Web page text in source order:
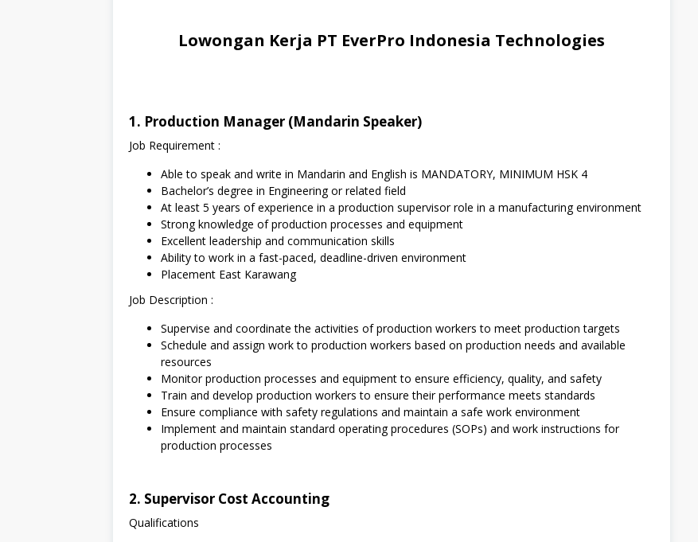
Lowongan Kerja PT EverPro Indonesia Technologies
1. Production Manager (Mandarin Speaker)
Job Requirement :
Able to speak and write in Mandarin and English is MANDATORY, MINIMUM HSK 4
Bachelor’s degree in Engineering or related field
At least 5 years of experience in a production supervisor role in a manufacturing environment
Strong knowledge of production processes and equipment
Excellent leadership and communication skills
Ability to work in a fast-paced, deadline-driven environment
Placement East Karawang
Job Description :
Supervise and coordinate the activities of production workers to meet production targets
Schedule and assign work to production workers based on production needs and available
resources
Monitor production processes and equipment to ensure efficiency, quality, and safety
Train and develop production workers to ensure their performance meets standards
Ensure compliance with safety regulations and maintain a safe work environment
Implement and maintain standard operating procedures (SOPs) and work instructions for
production processes
2. Supervisor Cost Accounting
Qualifications